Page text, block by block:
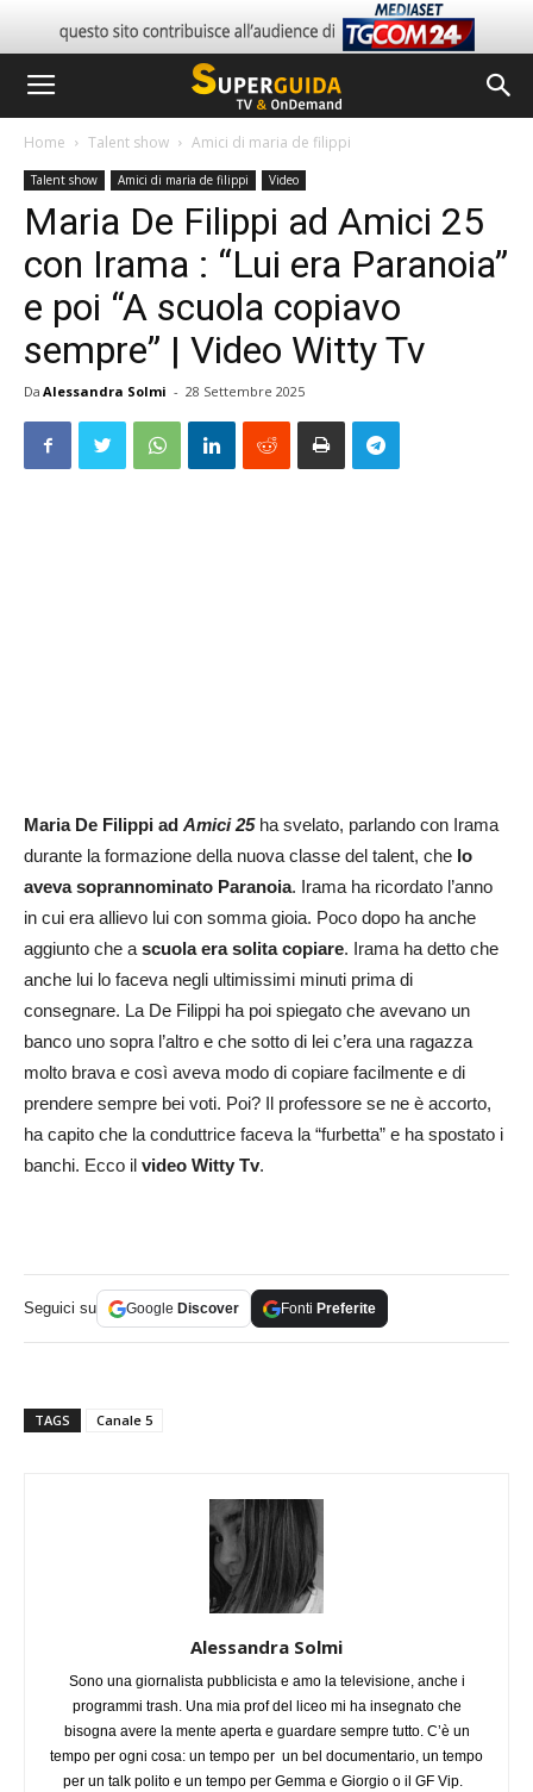
Home Talent show Amici di maria de filippi
Talent show Amici di maria de filippi Video
Maria De Filippi ad Amici 25
con Irama : “Lui era Paranoia”
e poi “A scuola copiavo
sempre” | Video Witty Tv
Da Alessandra Solmi - 28 Settembre 2025
Maria De Filippi ad Amici 25ha svelato, parlando con Irama
durante la formazione della nuova classe del talent, che lo
aveva soprannominato Paranoia. Irama ha ricordato l’anno
in cui era allievo lui con somma gioia. Poco dopo ha anche
aggiunto che ascuola era solita copiare. Irama ha detto che
anche lui lo faceva negli ultimissimi minuti prima di
consegnare. La De Filippi ha poi spiegato che avevano un
banco uno sopra l’altro e che sotto di lei c’era una ragazza
molto brava e così aveva modo di copiare facilmente e di
prendere sempre bei voti. Poi? Il professore se ne è accorto,
ha capito che la conduttrice faceva la “furbetta” e ha spostato i
banchi. Ecco il video Witty Tv.
Seguici su Google Discover Fonti Preferite
TAGS Canale 5
Alessandra Solmi
Sono una giornalista pubblicista e amo la televisione, anche i
programmi trash. Una mia prof del liceo mi ha insegnato che
bisogna avere la mente aperta e guardare sempre tutto. C’è un
tempo per ogni cosa: un tempo per un bel documentario, un tempo
per un talk polito e un tempo per Gemma e Giorgio o il GF Vip.